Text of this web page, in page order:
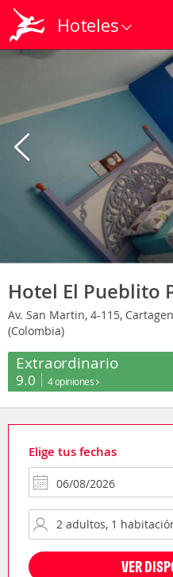
Hoteles
Hotel El Pueblito
Av. San Martin, 4-115,
(Colombia)
Extraordinario
9.0 4 opiniones
Elige tus fechas
VER